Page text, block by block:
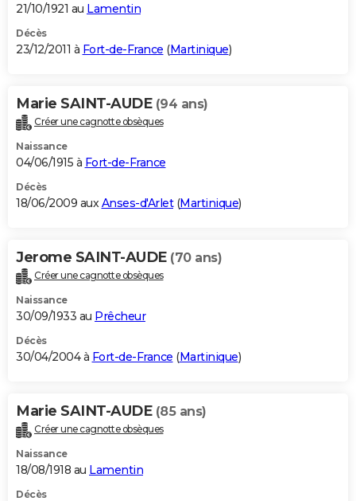
21/10/1921 au Lamentin
Décès
23/12/2011 à Fort-de-France (Martinique)
Marie SAINT-AUDE (94 ans)
Créer une cagnotte obsèques
Naissance
04/06/1915 à Fort-de-France
Décès
18/06/2009 auxAnses-d'Arlet(Martinique)
Jerome SAINT-AUDE (70 ans)
Créer une cagnotte obsèques
Naissance
30/09/1933 au Prêcheur
Décès
30/04/2004 à Fort-de-France (Martinique)
Marie SAINT-AUDE (85 ans)
Créer une cagnotte obsèques
Naissance
18/08/1918 au Lamentin
Décès